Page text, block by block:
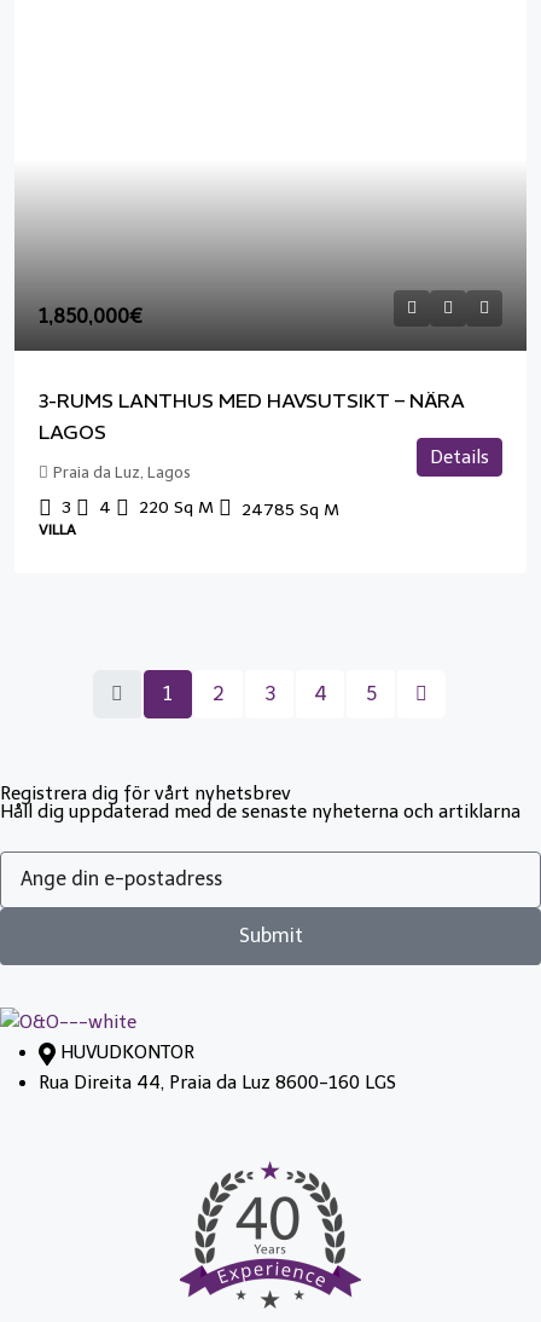
1,850,000€
3-RUMS LANTHUS MED HAVSUTSIKT – NÄRA
LAGOS
Praia da Luz, Lagos
3 4 220 Sq M 24785 Sq M
VILLA
Details
1 2 3 4 5
Registrera dig för vårt nyhetsbrev
Håll dig uppdaterad med de senaste nyheterna och artiklarna
Submit
HUVUDKONTOR
Rua Direita 44, Praia da Luz 8600-160 LGS